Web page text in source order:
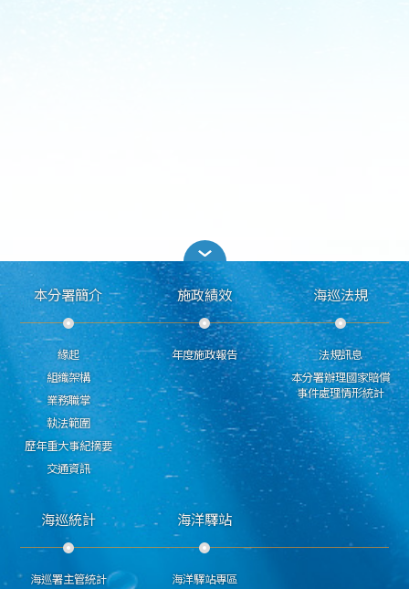
本分署簡介
緣起
組織架構
業務職掌
執法範圍
歷年重大事紀摘要
交通資訊
施政績效
年度施政報告
海巡法規
法規訊息
本分署辦理國家賠償
事件處理情形統計
海巡統計
海巡署主管統計
海洋驛站
海洋驛站專區